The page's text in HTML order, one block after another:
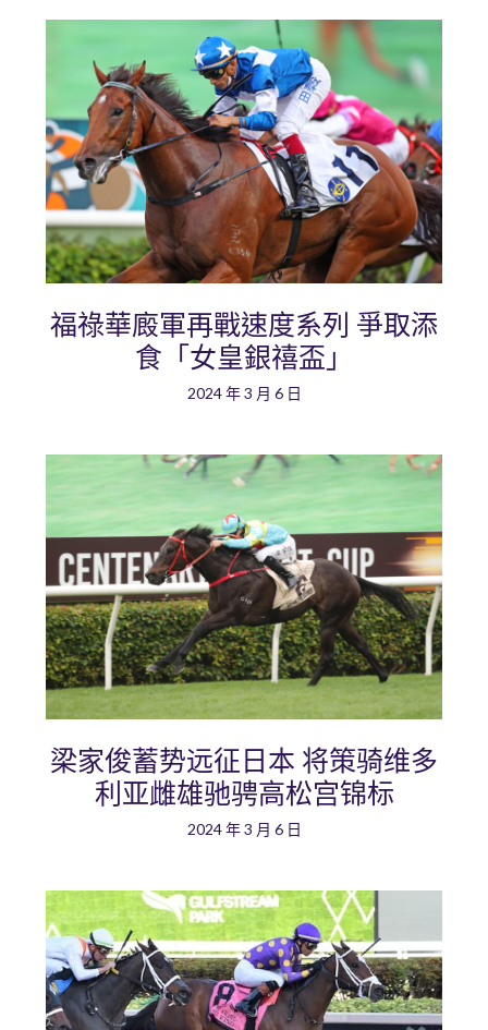
福祿華廄軍再戰速度系列 爭取添
食「女皇銀禧盃」
2024 年 3 月 6 日
梁家俊蓄势远征日本 将策骑维多
利亚雌雄驰骋高松宫锦标
2024 年 3 月 6 日